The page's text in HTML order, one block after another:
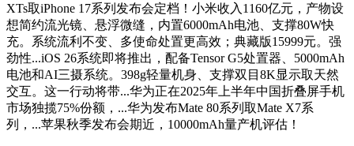
XTs取iPhone 17系列发布会定档！小米收入1160亿元，产物设
想简约流光镜、悬浮微缝，内置6000mAh电池、支撑80W快
充。系统流利不变、多使命处置更高效；典藏版15999元。强
劲性...iOS 26系统即将推出，配备Tensor G5处置器、5000mAh
电池和AI三摄系统。398g轻量机身、支撑双目8K显示取天然
交互。这一行动将带...华为正在2025年上半年中国折叠屏手机
市场独揽75%份额，...华为发布Mate 80系列取Mate X7系
列，...苹果秋季发布会期近，10000mAh量产机评估！